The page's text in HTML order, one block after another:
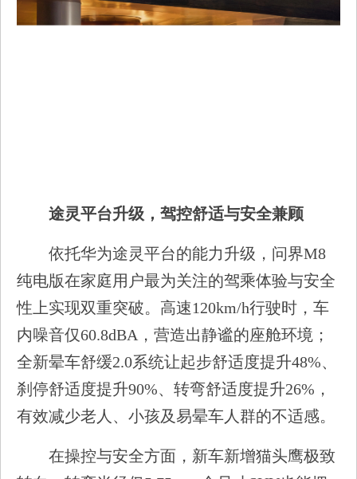
途灵平台升级，驾控舒适与安全兼顾
依托华为途灵平台的能力升级，问界M8
纯电版在家庭用户最为关注的驾乘体验与安全
性上实现双重突破。高速120km/h行驶时，车
内噪音仅60.8dBA，营造出静谧的座舱环境；
全新晕车舒缓2.0系统让起步舒适度提升48%、
刹停舒适度提升90%、转弯舒适度提升26%，
有效减少老人、小孩及易晕车人群的不适感。
在操控与安全方面，新车新增猫头鹰极致